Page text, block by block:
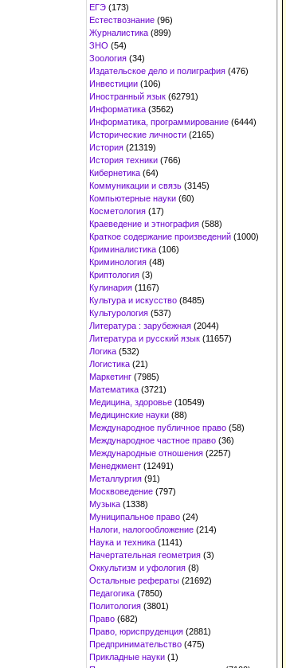
ЕГЭ (173)
Естествознание (96)
Журналистика (899)
ЗНО (54)
Зоология (34)
Издательское дело и полиграфия (476)
Инвестиции (106)
Иностранный язык (62791)
Информатика (3562)
Информатика, программирование (6444)
Исторические личности (2165)
История (21319)
История техники (766)
Кибернетика (64)
Коммуникации и связь (3145)
Компьютерные науки (60)
Косметология (17)
Краеведение и этнография (588)
Краткое содержание произведений (1000)
Криминалистика (106)
Криминология (48)
Криптология (3)
Кулинария (1167)
Культура и искусство (8485)
Культурология (537)
Литература : зарубежная (2044)
Литература и русский язык (11657)
Логика (532)
Логистика (21)
Маркетинг (7985)
Математика (3721)
Медицина, здоровье (10549)
Медицинские науки (88)
Международное публичное право (58)
Международное частное право (36)
Международные отношения (2257)
Менеджмент (12491)
Металлургия (91)
Москвоведение (797)
Музыка (1338)
Муниципальное право (24)
Налоги, налогообложение (214)
Наука и техника (1141)
Начертательная геометрия (3)
Оккультизм и уфология (8)
Остальные рефераты (21692)
Педагогика (7850)
Политология (3801)
Право (682)
Право, юриспруденция (2881)
Предпринимательство (475)
Прикладные науки (1)